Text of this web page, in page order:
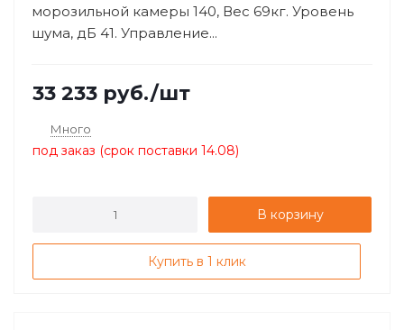
морозильной камеры 140, Вес 69кг. Уровень
шума, дБ 41. Управление...
33 233 руб./шт
Много
под заказ (срок поставки 14.08)
В корзину
Купить в 1 клик